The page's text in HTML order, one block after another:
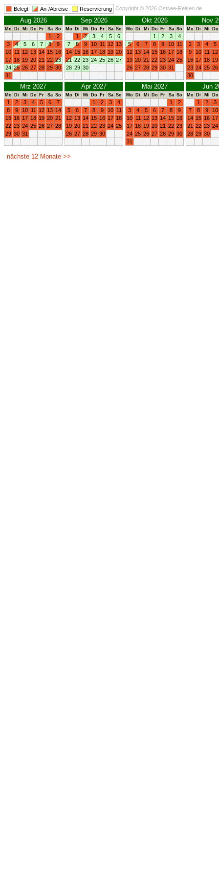
Belegt An-/Abreise Reservierung Copyright © 2026 Ostsee-Reisen.de
Aug 2026
Mo Di Mi Do Fr Sa So
1
2
3
4 5 6 7 8
9
10 11 12 13 14 15 16
17 18 19 20 21 22 23
24 25 26 27 28 29 30
31
Sep 2026
Mo Di Mi Do Fr Sa So
1 2 3 4 5
6
7
8 9 10 11 12 13
14 15 16 17 18 19 20
21 22 23 24 25 26 27
28 29 30
Okt 2026
Mo Di Mi Do Fr Sa So
1 2 3
4
5
6 7 8 9 10 11
12 13 14 15 16 17 18
19 20 21 22 23 24 25
26 27 28 29 30 31
Nov
Mo Di Mi Do
2 3 4
5
9
10 11
12
16 17 18 19
23 24 25 26
30
Mrz 2027
Mo Di Mi Do Fr Sa So
1 2 3 4 5 6
7
8
9 10 11 12 13 14
15 16 17 18 19 20 21
22 23 24 25 26 27 28
29 30 31
Apr 2027
Mo Di Mi Do Fr Sa So
1 2 3
4
5
6 7 8 9 10 11
12 13 14 15 16 17 18
19 20 21 22 23 24 25
26 27 28 29 30
Mai 2027
Mo Di Mi Do Fr Sa So
1
2
3
4 5 6 7 8
9
10 11 12 13 14 15 16
17 18 19 20 21 22 23
24 25 26 27 28 29 30
31
Jun
Mo Di Mi Do
1 2
3
7
8 9
10
14 15 16 17
21 22 23 24
28 29 30
nächste 12 Monate >>